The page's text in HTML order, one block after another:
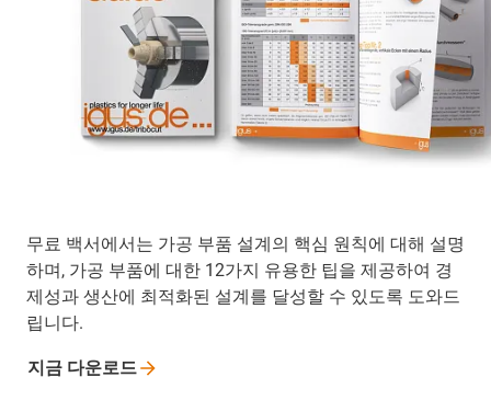
무료 백서에서는 가공 부품 설계의 핵심 원칙에 대해 설명
하며, 가공 부품에 대한 12가지 유용한 팁을 제공하여 경
제성과 생산에 최적화된 설계를 달성할 수 있도록 도와드
립니다.
지금 다운로드